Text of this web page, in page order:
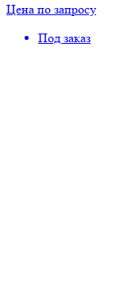
Цена по запросу
Под заказ